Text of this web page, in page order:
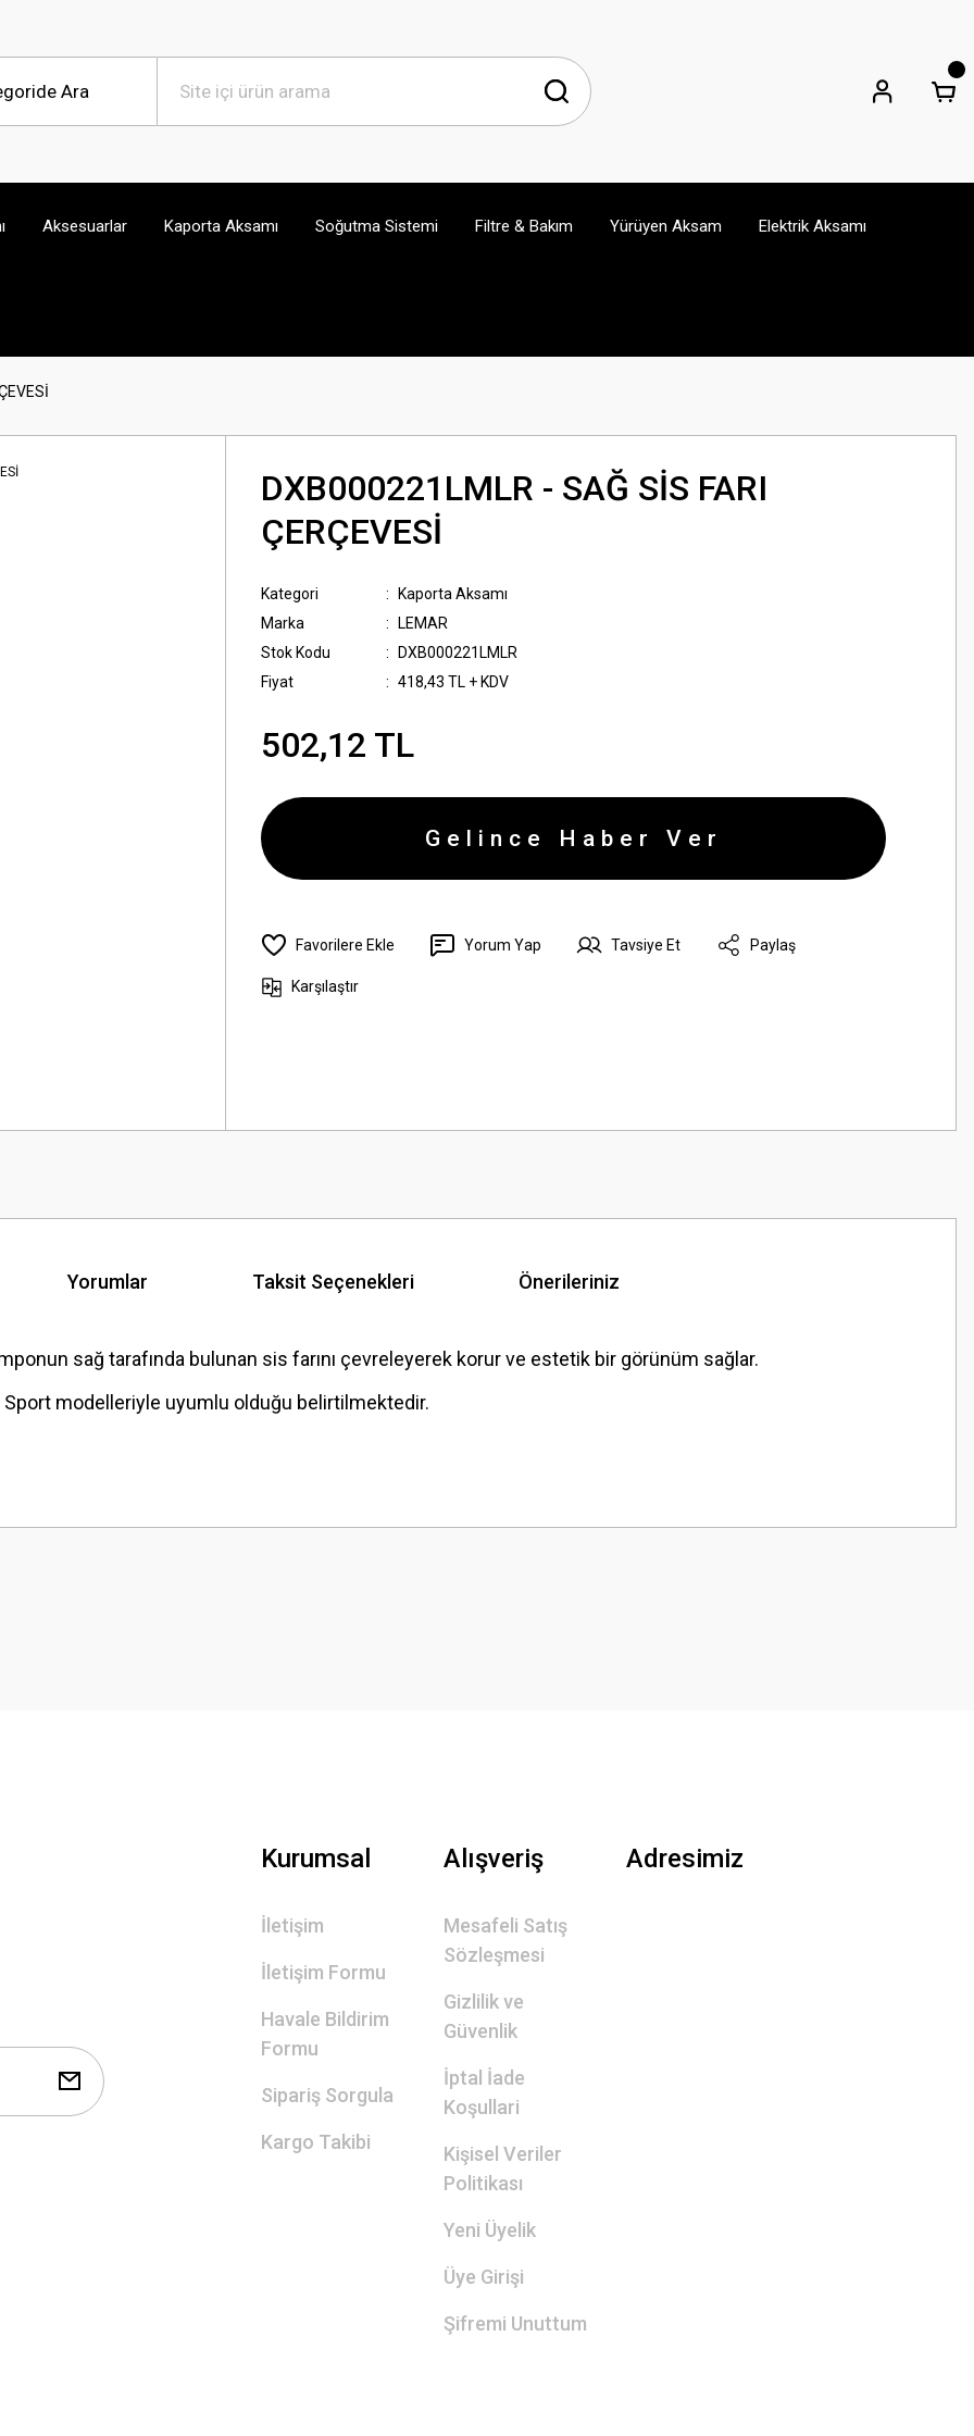
Aksesuarlar Kaporta Aksamı Soğutma Sistemi Filtre & Bakım Yürüyen Aksam Elektrik Aksamı
DXB000221LMLR - SAĞ SİS FARI
ÇERÇEVESİ
Kategori
Kaporta Aksamı
Marka
LEMAR
Stok Kodu
DXB000221LMLR
Fiyat
418,43 TL + KDV
502,12 TL
Gelince Haber Ver
Yorum Yap Tavsiye Et Paylaş
Karşılaştır
Yorumlar Taksit Seçenekleri Önerileriniz
sağ tarafında bulunan sis farını çevreleyerek korur ve estetik bir görünüm sağlar.
modelleriyle uyumlu olduğu belirtilmektedir.
Kurumsal
İletişim
İletişim Formu
Havale Bildirim
Formu
Sipariş Sorgula
Kargo Takibi
Alışveriş
Mesafeli Satış
Sözleşmesi
Gizlilik ve
Güvenlik
İptal İade
Koşullari
Kişisel Veriler
Politikası
Yeni Üyelik
Üye Girişi
Şifremi Unuttum
Adresimiz